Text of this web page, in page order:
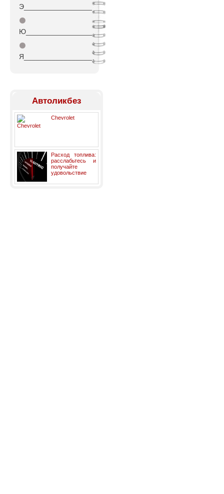
Э_________________
⚫
Ю_________________
⚫
Я_________________
Автоликбез
Chevrolet
Расход топлива:
расслабьтесь и
получайте
удовольствие